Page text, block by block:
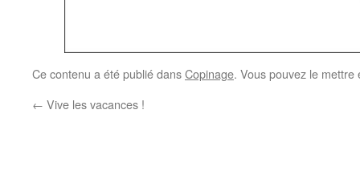
Ce contenu a été publié dansCopinage. Vous pouvez le
← Vive les vacances !